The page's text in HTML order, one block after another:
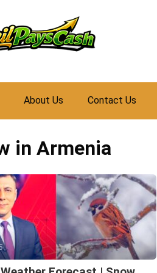
About Us Contact Us
in Armenia